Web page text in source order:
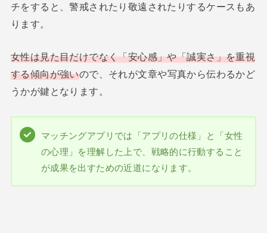
チをすると、警戒されたり敬遠されたりするケースもあ
ります。
女性は見た目だけでなく「安心感」や「誠実さ」を重視
する傾向が強いので、それが文章や写真から伝わるかど
うかが鍵となります。
マッチングアプリでは「アプリの仕様」と「女性
の心理」を理解した上で、戦略的に行動すること
が成果を出すための近道になります。